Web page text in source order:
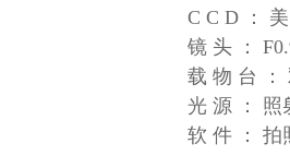
C C D ：
镜 头 ：
载 物 台 ：
光 源 ： 照
软 件 ： 拍